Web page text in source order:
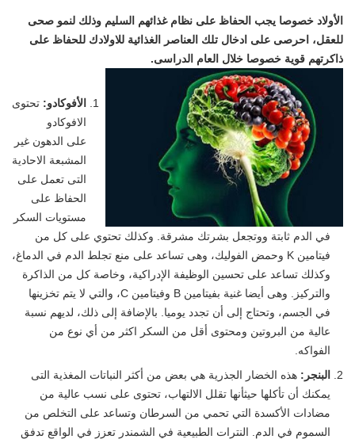
الأولاد خصوصا يجب الحفاظ على نظام غذائهم السليم وذلك لنمو صحى
للعقل، احرصى على ادخال تلك العناصر الغذائية للاولادك للحفاظ على
ذاكرتهم قوية خصوصا خلال العام الدراسى.
الأفوكادو: تحتوى
الافوكادو
على الدهون غير
المشبعة الاحادية
التى تعمل على
الحفاظ على
مستويات السكر
في الدم ثابتة ووتجعل بشرتك مشرقة. وكذلك تحتوي على كل من
فيتامين K وحمض الفوليك، وهى تساعد على منع تجلط الدم في الدماغ،
وكذلك تساعد على تحسين الوظيفة الإدراكية، وخاصة كل من الذاكرة
والتركيز. وهى أيضا غنية بفيتامين B وفيتامين C، والتي لا يتم تخزينها
في الجسم، وتحتاج إلى أن تجدد يوميا. بالإضافة إلى ذلك، لديهم نسبة
عالية من البروتين ومحتوى أقل من السكر اكثر من أي نوع من
الفواكه.
البنجر: هذه الخضار الجذرية هي بعض من أكثر النباتات المغذية التى
يمكنك أن تأكلها حيثأنها تقلل الالتهاب، تحتوى على نسب عالية من
مضادات الأكسدة التي تحمي من السرطان وتساعد على التخلص من
السموم في الدم. النترات الطبيعية في الشمندر تعزز في الواقع تدفق